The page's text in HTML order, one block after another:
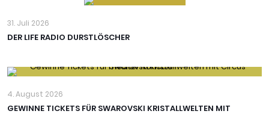
31. Juli 2026
DER LIFE RADIO DURSTLÖSCHER
4. August 2026
GEWINNE TICKETS FÜR SWAROVSKI KRISTALLWELTEN MIT